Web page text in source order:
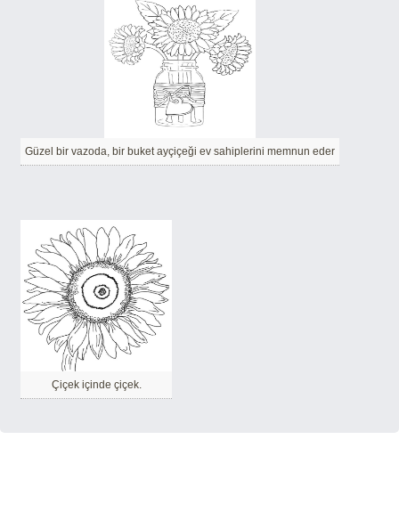
Güzel bir vazoda, bir buket ayçiçeği ev sahiplerini memnun eder
Çiçek içinde çiçek.